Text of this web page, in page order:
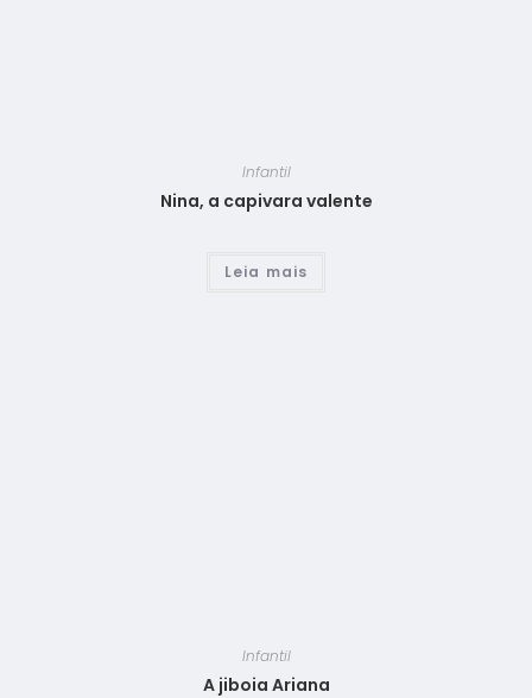
Infantil
Nina, a capivara valente
Leia mais
Infantil
A jiboia Ariana